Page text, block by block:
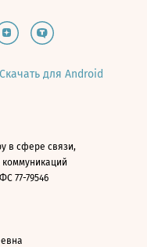
Скачать для Android
в сфере связи,
77-79546